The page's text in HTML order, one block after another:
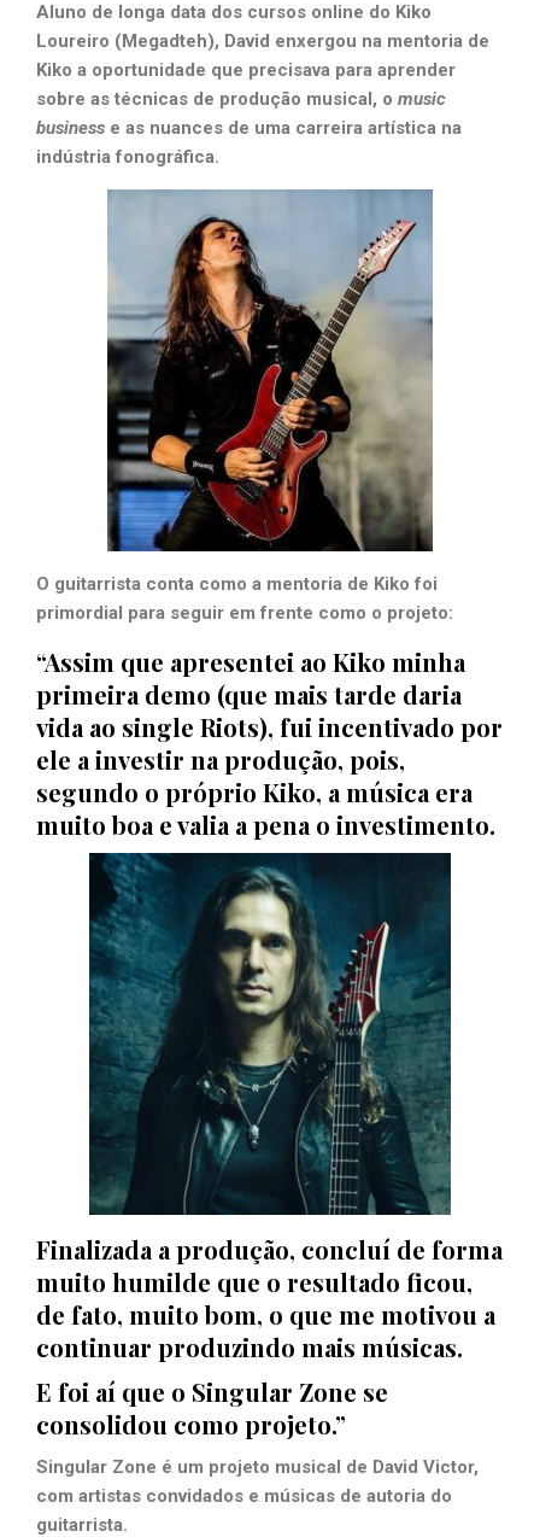
Aluno de longa data dos cursos online do Kiko
Loureiro (Megadteh), David enxergou na mentoria de
Kiko a oportunidade que precisava para aprender
sobre as técnicas de produção musical, o music
business e as nuances de uma carreira artística na
indústria fonográfica.
O guitarrista conta como a mentoria de Kiko foi
primordial para seguir em frente como o projeto:
“Assim que apresentei ao Kiko minha
primeira demo (que mais tarde daria
vida ao single Riots), fui incentivado por
ele a investir na produção, pois,
segundo o próprio Kiko, a música era
muito boa e valia a pena o investimento.
Finalizada a produção, concluí de forma
muito humilde que o resultado ficou,
de fato, muito bom, o que me motivou a
continuar produzindo mais músicas.
E foi aí que o Singular Zone se
consolidou como projeto.”
Singular Zone é um projeto musical de David Victor,
com artistas convidados e músicas de autoria do
guitarrista.